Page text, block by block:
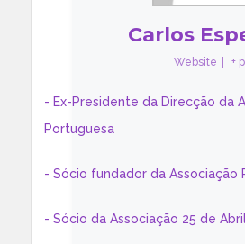
Carlos
Website +
- Ex-Presidente da Direcção da
Portuguesa
- Sócio fundador da Associação
- Sócio da Associação 25 de